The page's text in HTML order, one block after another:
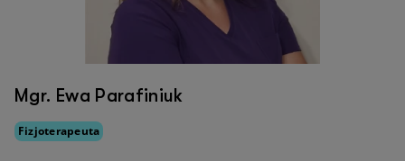
Mgr. Ewa Parafiniuk
Fizjoterapeuta